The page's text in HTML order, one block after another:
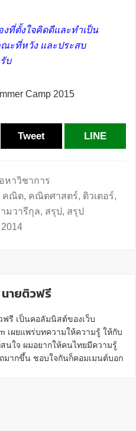
ที่ตั้งใจคิดดีและทำเป็น
ะที่หวัง และประสบ
บ
Camp 2015
Tweet LINE
หาวิชาการ
คณิต, คณิตศาสตร์, ติวเตอร์,
มวารีกุล, สรุป , สรุป
นายติวฟรี
รี เป็นคอลัมนิสต์ของเว็บ
เผยแพร่บทความให้ความรู้ ให้กับ
นใจ ผมอยากให้คนไทยมีความรู้
มากขึ้น ชอบใจกันก็คอมเมนต์บอก